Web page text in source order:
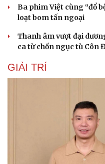
Ba phim Việt cùng “đổ
loạt bom tấn ngoại
Thanh âm vượt đại
ca từ chốn ngục tù Côn
GIẢI TRÍ